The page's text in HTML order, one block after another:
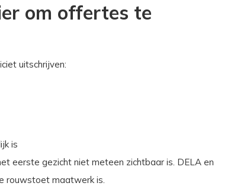
om offertes te
uitschrijven:
is
eerste gezicht niet meteen zichtbaar is. DELA en
rouwstoet maatwerk is.